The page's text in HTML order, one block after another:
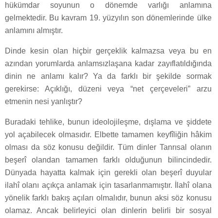
hükümdar soyunun o dönemde varlığı anlamına
gelmektedir. Bu kavram 19. yüzyılın son dönemlerinde ülke
anlamını almıştır.
Dinde kesin olan hiçbir gerçeklik kalmazsa veya bu en
azından yorumlarda anlamsızlaşana kadar zayıflatıldığında
dinin ne anlamı kalır? Ya da farklı bir şekilde sormak
gerekirse: Açıklığı, düzeni veya “net çerçeveleri” arzu
etmenin nesi yanlıştır?
Buradaki tehlike, bunun ideolojileşme, dışlama ve şiddete
yol açabilecek olmasıdır. Elbette tamamen keyfîliğin hâkim
olması da söz konusu değildir. Tüm dinler Tanrısal olanın
beşerî olandan tamamen farklı olduğunun bilincindedir.
Dünyada hayatta kalmak için gerekli olan beşerî duyular
ilahî olanı açıkça anlamak için tasarlanmamıştır. İlahî olana
yönelik farklı bakış açıları olmalıdır, bunun aksi söz konusu
olamaz. Ancak belirleyici olan dinlerin belirli bir sosyal